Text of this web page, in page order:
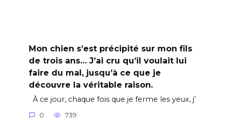
Mon chien s’est précipité sur mon fils
de trois ans… J’ai cru qu’il voulait lui
faire du mal, jusqu’à ce que je
découvre la véritable raison.
À ce jour, chaque fois que je ferme les yeux, j’
0 739